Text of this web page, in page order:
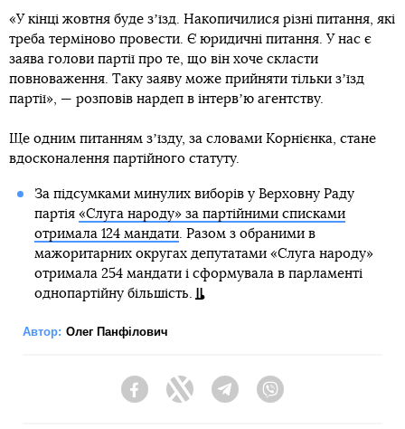
«У кінці жовтня буде зʼїзд. Накопичилися різні питання, які
треба терміново провести. Є юридичні питання. У нас є
заява голови партії про те, що він хоче скласти
повноваження. Таку заяву може прийняти тільки зʼїзд
партії», — розповів нардеп в інтервʼю агентству.
Ще одним питанням зʼїзду, за словами Корнієнка, стане
вдосконалення партійного статуту.
За підсумками минулих виборів у Верховну Раду
партія «Слуга народу» за партійними списками
отримала 124 мандати. Разом з обраними в
мажоритарних округах депутатами «Слуга народу»
отримала 254 мандати і сформувала в парламенті
однопартійну більшість.
Автор: Олег Панфілович
FacebookTwitter Telegram